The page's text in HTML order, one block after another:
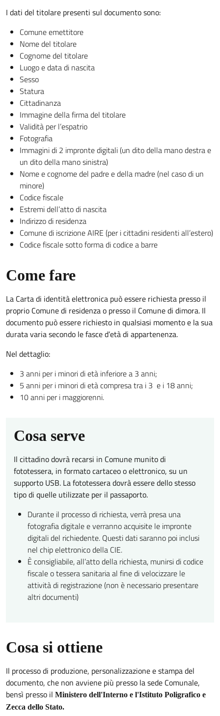
I dati del titolare presenti sul documento sono:
Comune emettitore
Nome del titolare
Cognome del titolare
Luogo e data di nascita
Sesso
Statura
Cittadinanza
Immagine della firma del titolare
Validità per l’espatrio
Fotografia
Immagini di 2 impronte digitali (un dito della mano destra e
un dito della mano sinistra)
Nome e cognome del padre e della madre (nel caso di un
minore)
Codice fiscale
Estremi dell’atto di nascita
Indirizzo di residenza
Comune di iscrizione AIRE (per i cittadini residenti all’estero)
Codice fiscale sotto forma di codice a barre
Come fare
La Carta di identità elettronica può essere richiesta presso il
proprio Comune di residenza o presso il Comune di dimora. Il
documento può essere richiesto in qualsiasi momento e la sua
durata varia secondo le fasce d’età di appartenenza.
Nel dettaglio:
3 anni per i minori di età inferiore a 3 anni;
5 anni per i minori di età compresa tra i 3 e i 18 anni;
10 anni per i maggiorenni.
Cosa serve
Il cittadino dovrà recarsi in Comune munito di
fototessera, in formato cartaceo o elettronico, su un
supporto USB. La fototessera dovrà essere dello stesso
tipo di quelle utilizzate per il passaporto.
Durante il processo di richiesta, verrà presa una
fotografia digitale e verranno acquisite le impronte
digitali del richiedente. Questi dati saranno poi inclusi
nel chip elettronico della CIE.
È consigliabile, all’atto della richiesta, munirsi di codice
fiscale o tessera sanitaria al fine di velocizzare le
attività di registrazione (non è necessario presentare
altri documenti)
Cosa si ottiene
Il processo di produzione, personalizzazione e stampa del
documento, che non avviene più presso la sede Comunale,
bensì presso il Ministero dell'Interno e l'Istituto Poligrafico e
Zecca dello Stato.